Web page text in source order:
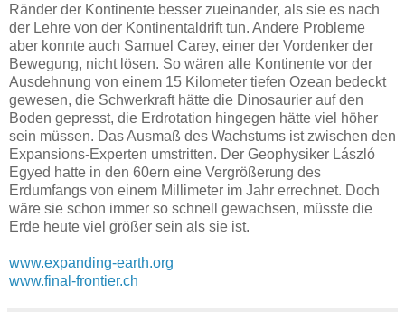
Ränder der Kontinente besser zueinander, als sie es nach
der Lehre von der Kontinentaldrift tun. Andere Probleme
aber konnte auch Samuel Carey, einer der Vordenker der
Bewegung, nicht lösen. So wären alle Kontinente vor der
Ausdehnung von einem 15 Kilometer tiefen Ozean bedeckt
gewesen, die Schwerkraft hätte die Dinosaurier auf den
Boden gepresst, die Erdrotation hingegen hätte viel höher
sein müssen. Das Ausmaß des Wachstums ist zwischen den
Expansions-Experten umstritten. Der Geophysiker László
Egyed hatte in den 60ern eine Vergrößerung des
Erdumfangs von einem Millimeter im Jahr errechnet. Doch
wäre sie schon immer so schnell gewachsen, müsste die
Erde heute viel größer sein als sie ist.
www.expanding-earth.org
www.final-frontier.ch